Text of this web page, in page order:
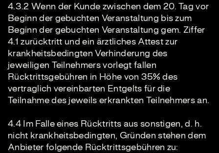
4.3.2 Wenn der Kunde zwischen dem 20. Tag vor
Beginn der gebuchten Veranstaltung bis zum
Beginn der gebuchten Veranstaltung gem. Ziffer
4.1 zurücktritt und ein ärztliches Attest zur
krankheitsbedingten Verhinderung des
jeweiligen Teilnehmers vorlegt fallen
Rücktrittsgebühren in Höhe von 35% des
vertraglich vereinbarten Entgelts für die
Teilnahme des jeweils erkrankten Teilnehmers an.
4.4 Im Falle eines Rücktritts aus sonstigen, d. h.
nicht krankheitsbedingten, Gründen stehen dem
Anbieter folgende Rücktrittsgebühren zu: